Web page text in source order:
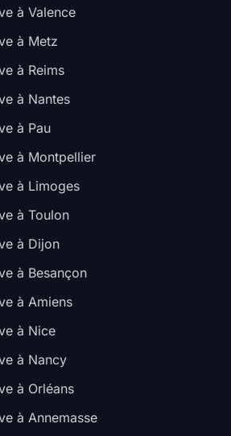
à Valence
à Metz
à Reims
à Nantes
à Pau
à Montpellier
à Limoges
à Toulon
à Dijon
à Besançon
à Amiens
à Nice
à Nancy
à Orléans
à Annemasse